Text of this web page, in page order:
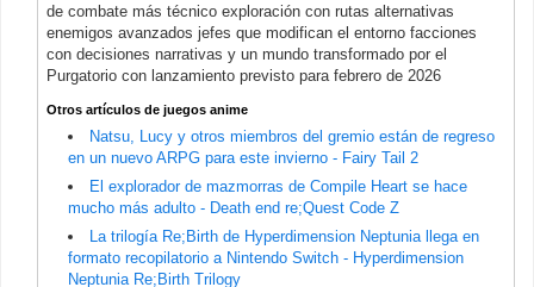
de combate más técnico exploración con rutas alternativas
enemigos avanzados jefes que modifican el entorno facciones
con decisiones narrativas y un mundo transformado por el
Purgatorio con lanzamiento previsto para febrero de 2026
Otros artículos de juegos anime
Natsu, Lucy y otros miembros del gremio están de regreso
en un nuevo ARPG para este invierno - Fairy Tail 2
El explorador de mazmorras de Compile Heart se hace
mucho más adulto - Death end re;Quest Code Z
La trilogía Re;Birth de Hyperdimension Neptunia llega en
formato recopilatorio a Nintendo Switch - Hyperdimension
Neptunia Re;Birth Trilogy